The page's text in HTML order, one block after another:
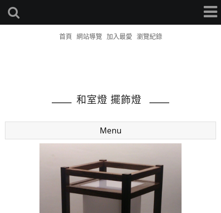
首頁 網站導覽 加入最愛 瀏覽紀錄
和室燈 擺飾燈
Menu